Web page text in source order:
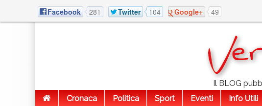
Facebook 281 Twitter 104 Google+ 49
Il BLOG
Cronaca
Politica Sport Eventi Info Utili